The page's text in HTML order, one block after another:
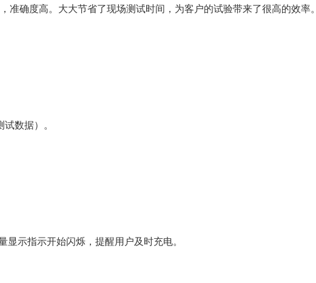
确度高。大大节省了现场测试时间，为客户的试验带来了很高的效率。
数据）。
显示指示开始闪烁，提醒用户及时充电。